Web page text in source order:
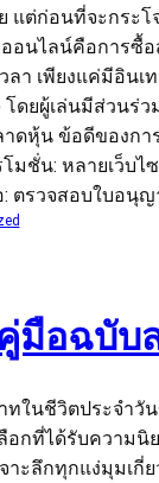
ย แต่ก่อนที่จะกร
อนไลน์คือการซื้
ลา เพียงแค่มีอิน
ดยผู้เล่นมีส่วนร่
ดหุ้น ข้อดีของก
มชั่น: หลายเว็บ
ตรวจสอบใบอ
มือฉบั
ในชีวิตประจำวั
อกที่ได้รับความ
ะลึกทุกแง่มุมเกี่